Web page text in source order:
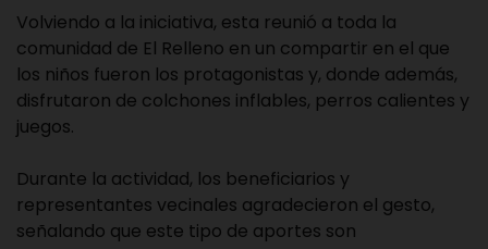
Volviendo a la iniciativa, esta reunió a toda la
comunidad de El Relleno en un compartir en el que
los niños fueron los protagonistas y, donde además,
disfrutaron de colchones inflables, perros calientes y
juegos.
Durante la actividad, los beneficiarios y
representantes vecinales agradecieron el gesto,
señalando que este tipo de aportes son